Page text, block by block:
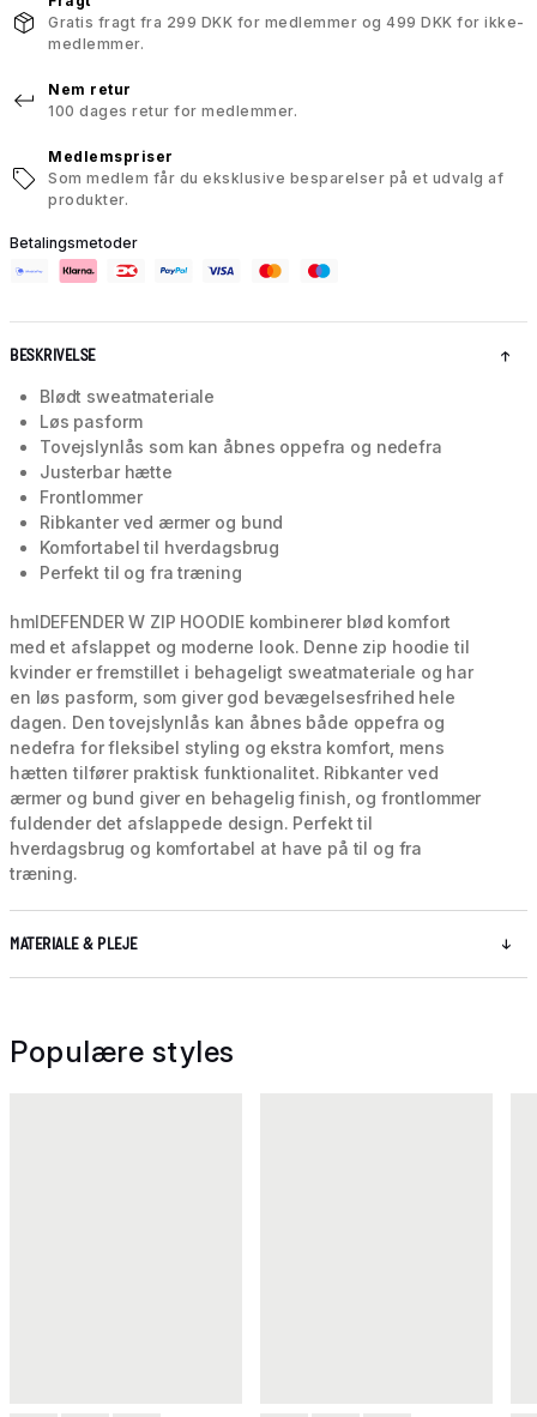
Gratis fragt fra 299 DKK for medlemmer og 499 DKK for ikke-
medlemmer.
Nem retur
100 dages retur for medlemmer.
Medlemspriser
Som medlem får du eksklusive besparelser på et udvalg af
produkter.
Betalingsmetoder
BESKRIVELSE
Blødt sweatmateriale
Løs pasform
Tovejslynlås som kan åbnes oppefra og nedefra
Justerbar hætte
Frontlommer
Ribkanter ved ærmer og bund
Komfortabel til hverdagsbrug
Perfekt til og fra træning
hmlDEFENDER W ZIP HOODIE kombinerer blød komfort
med et afslappet og moderne look. Denne zip hoodie til
kvinder er fremstillet i behageligt sweatmateriale og har
en løs pasform, som giver god bevægelsesfrihed hele
dagen. Den tovejslynlås kan åbnes både oppefra og
nedefra for fleksibel styling og ekstra komfort, mens
hætten tilfører praktisk funktionalitet. Ribkanter ved
ærmer og bund giver en behagelig finish, og frontlommer
fuldender det afslappede design. Perfekt til
hverdagsbrug og komfortabel at have på til og fra
træning.
MATERIALE & PLEJE
Populære styles